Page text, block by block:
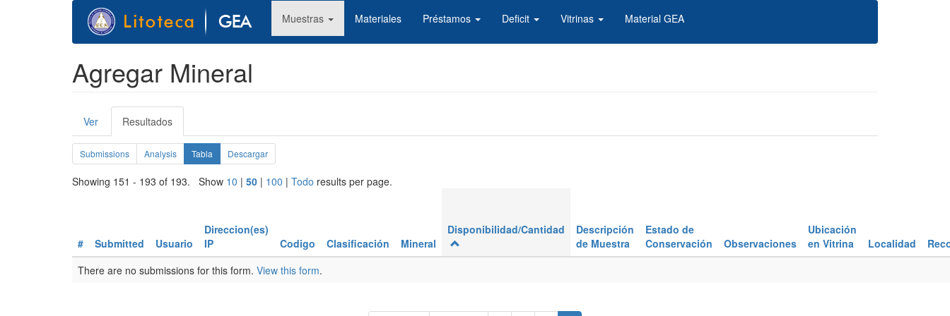
Muestras Materiales Préstamos Deficit Vitrinas Material GEA
Agregar Mineral
Solapas
principales
Ver Resultados
activa)
Solapas
secundarias
Submissions Analysis Tabla (solapa
activa)
Descargar
Showing 151 - 193 of 193. Show 10 | 50 | 100 | Todo results per page.
# Submitted Usuario
Direccion(es)
IP
Codigo Clasificación Mineral
Disponibilidad/Cantidad
Descripción
de Muestra
Estado de
Conservación
Observaciones
Ubicación
en Vitrina
Localidad
There are no submissions for this form. View this form.